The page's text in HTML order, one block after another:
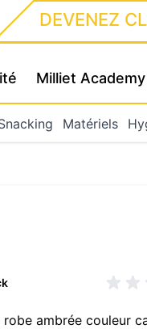
DEVENEZ
Milliet Academy
Matériels
robe ambrée couleur